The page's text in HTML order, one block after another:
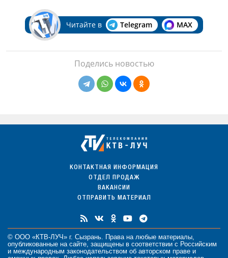
Читайте в Telegram MAX
Поделись новостью
КОНТАКТНАЯ ИНФОРМАЦИЯ
ОТДЕЛ ПРОДАЖ
ВАКАНСИИ
ОТПРАВИТЬ МАТЕРИАЛ
© ООО «КТВ-ЛУЧ» г. Сызрань. Права на любые материалы,
опубликованные на сайте, защищены в соответствии с Российским
и международным законодательством об авторском праве и